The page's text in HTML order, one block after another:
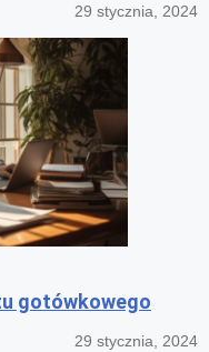
29 stycznia, 2024
gotówkowego
29 stycznia, 2024